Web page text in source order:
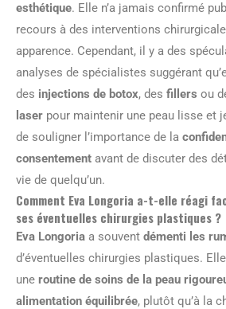
esthétique. Elle n’a jamais confirmé
recours à des interventions
apparence. Cependant, il y a des
analyses de spécialistes suggérant
des injections de botox, des fillers ou
laser pour maintenir une peau lisse et
de souligner l’importance de la
consentement avant de discuter des
vie de quelqu’un.
Comment Eva Longoria a-t-elle réagi
ses éventuelles chirurgies plastiques ?
Eva Longoria a souvent démenti les
d’éventuelles chirurgies plastiques.
une routine de soins de la peau
alimentation équilibrée, plutôt qu’à la